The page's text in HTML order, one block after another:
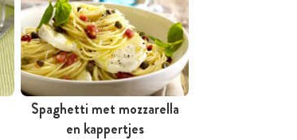
Spaghetti met mozzarella
en kappertjes